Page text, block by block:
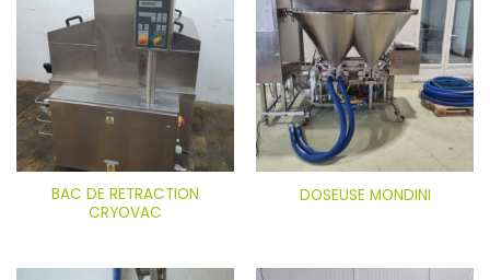
BAC DE RETRACTION
CRYOVAC
DOSEUSE MONDINI